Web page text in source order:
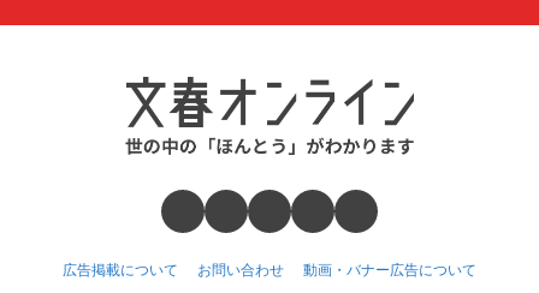
広告掲載について お問い合わせ 動画・バナー広告について